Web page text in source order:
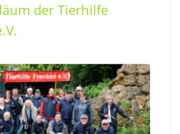
der Tierhilfe